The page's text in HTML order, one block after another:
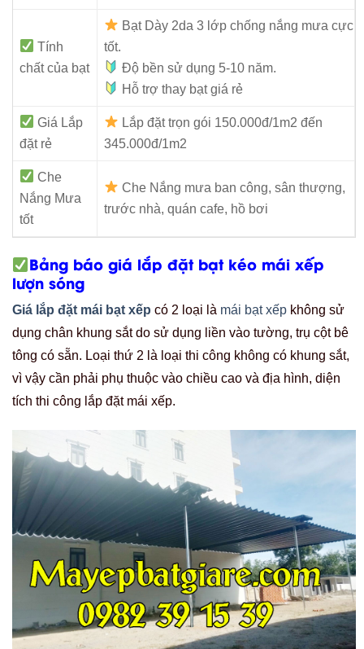
Tính
chất của bạt
Bạt Dày 2da 3 lớp chống nắng mưa cực
tốt.
Độ bền sử dụng 5-10 năm.
Hỗ trợ thay bạt giá rẻ
Giá Lắp
đặt rẻ
Lắp đặt trọn gói 150.000đ/1m2 đến
345.000đ/1m2
Che
Nắng Mưa
tốt
Che Nắng mưa ban công, sân thượng,
trước nhà, quán cafe, hồ bơi
Bảng báo giá lắp đặt bạt kéo mái xếp
lượn sóng
Giá lắp đặt mái bạt xếp có 2 loại là mái bạt xếp không sử
dụng chân khung sắt do sử dụng liền vào tường, trụ cột bê
tông có sẵn. Loại thứ 2 là loại thi công không có khung sắt,
vì vậy cần phải phụ thuộc vào chiều cao và địa hình, diện
tích thi công lắp đặt mái xếp.